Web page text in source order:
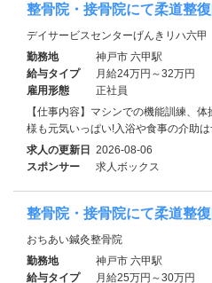
整骨院・接骨院にて柔道整
デイサービスセンターげんきリハ六甲
勤務地
神戸市 六甲駅
給与タイプ
月給24万円～32万円
雇用形態
正社員
【仕事内容】マシンでの機能訓練、
様も元気いっぱい!入浴や食事の介助は
求人の更新日 2026-08-06
スポンサー
求人ボックス
整骨院・接骨院にて柔道整
おちあい鍼灸整骨院
勤務地
神戸市 六甲駅
給与タイプ
月給25万円～30万円